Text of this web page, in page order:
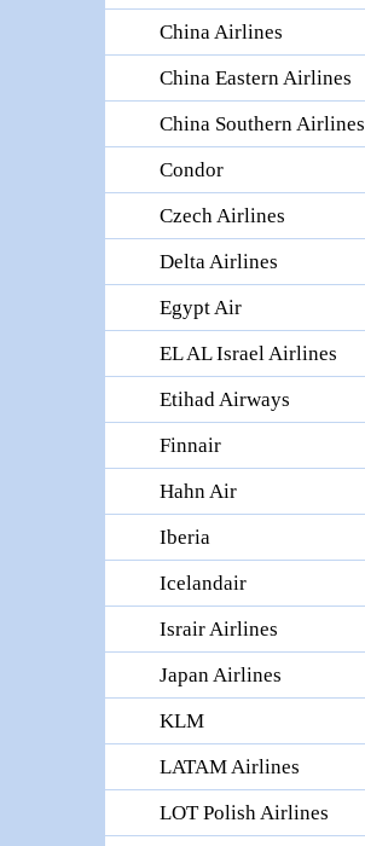
China Airlines
China Eastern Airlines
China Southern Airlines
Condor
Czech Airlines
Delta Airlines
Egypt Air
EL AL Israel Airlines
Etihad Airways
Finnair
Hahn Air
Iberia
Icelandair
Israir Airlines
Japan Airlines
KLM
LATAM Airlines
LOT Polish Airlines